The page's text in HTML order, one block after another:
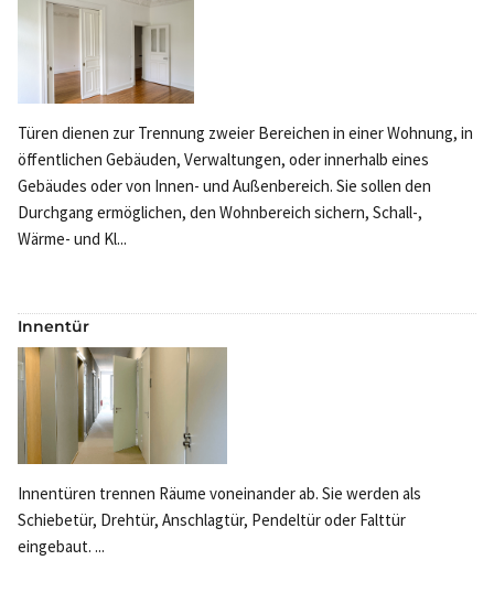
Türen dienen zur Trennung zweier Bereichen in einer Wohnung, in
öffentlichen Gebäuden, Verwaltungen, oder innerhalb eines
Gebäudes oder von Innen- und Außenbereich. Sie sollen den
Durchgang ermöglichen, den Wohnbereich sichern, Schall-,
Wärme- und Kl...
Innentür
Innentüren trennen Räume voneinander ab. Sie werden als
Schiebetür, Drehtür, Anschlagtür, Pendeltür oder Falttür
eingebaut. ...